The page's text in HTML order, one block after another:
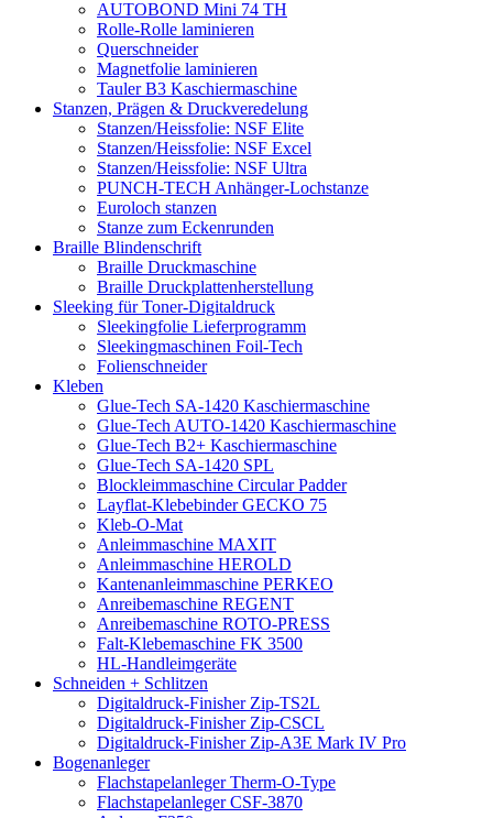
AUTOBOND Mini 74 TH
Rolle-Rolle laminieren
Querschneider
Magnetfolie laminieren
Tauler B3 Kaschiermaschine
Stanzen, Prägen & Druckveredelung
Stanzen/Heissfolie: NSF Elite
Stanzen/Heissfolie: NSF Excel
Stanzen/Heissfolie: NSF Ultra
PUNCH-TECH Anhänger-Lochstanze
Euroloch stanzen
Stanze zum Eckenrunden
Braille Blindenschrift
Braille Druckmaschine
Braille Druckplattenherstellung
Sleeking für Toner-Digitaldruck
Sleekingfolie Lieferprogramm
Sleekingmaschinen Foil-Tech
Folienschneider
Kleben
Glue-Tech SA-1420 Kaschiermaschine
Glue-Tech AUTO-1420 Kaschiermaschine
Glue-Tech B2+ Kaschiermaschine
Glue-Tech SA-1420 SPL
Blockleimmaschine Circular Padder
Layflat-Klebebinder GECKO 75
Kleb-O-Mat
Anleimmaschine MAXIT
Anleimmaschine HEROLD
Kantenanleimmaschine PERKEO
Anreibemaschine REGENT
Anreibemaschine ROTO-PRESS
Falt-Klebemaschine FK 3500
HL-Handleimgeräte
Schneiden + Schlitzen
Digitaldruck-Finisher Zip-TS2L
Digitaldruck-Finisher Zip-CSCL
Digitaldruck-Finisher Zip-A3E Mark IV Pro
Bogenanleger
Flachstapelanleger Therm-O-Type
Flachstapelanleger CSF-3870